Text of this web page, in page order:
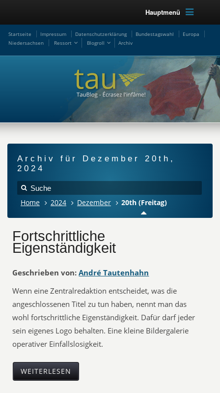
Hauptmenü
Startseite Impressum Datenschutzerklärung Bundestagswahl
Europa
Niedersachsen
Ressort Blogroll Archiv
Archiv für Dezember 20th,
2024
Home 2024 Dezember 20th (Freitag)
Fortschrittliche
Eigenständigkeit
Geschrieben von: André Tautenhahn
Wenn eine Zentralredaktion entscheidet, was die
angeschlossenen Titel zu tun haben, nennt man das
wohl fortschrittliche Eigenständigkeit. Dafür darf jeder
sein eigenes Logo behalten. Eine kleine Bildergalerie
operativer Einfallslosigkeit.
WEITERLESEN